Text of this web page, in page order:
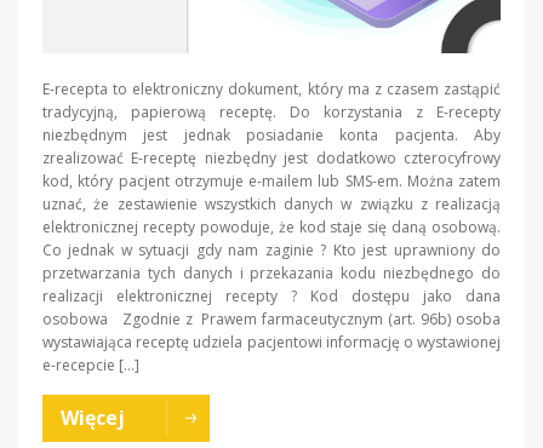
E-recepta to elektroniczny dokument, który ma z czasem zastąpić
tradycyjną, papierową receptę. Do korzystania z E-recepty
niezbędnym jest jednak posiadanie konta pacjenta. Aby
zrealizować E-receptę niezbędny jest dodatkowo czterocyfrowy
kod, który pacjent otrzymuje e-mailem lub SMS-em. Można zatem
uznać, że zestawienie wszystkich danych w związku z realizacją
elektronicznej recepty powoduje, że kod staje się daną osobową.
Co jednak w sytuacji gdy nam zaginie ? Kto jest uprawniony do
przetwarzania tych danych i przekazania kodu niezbędnego do
realizacji elektronicznej recepty ? Kod dostępu jako dana
osobowa Zgodnie z Prawem farmaceutycznym (art. 96b) osoba
wystawiająca receptę udziela pacjentowi informację o wystawionej
e-recepcie […]
Więcej